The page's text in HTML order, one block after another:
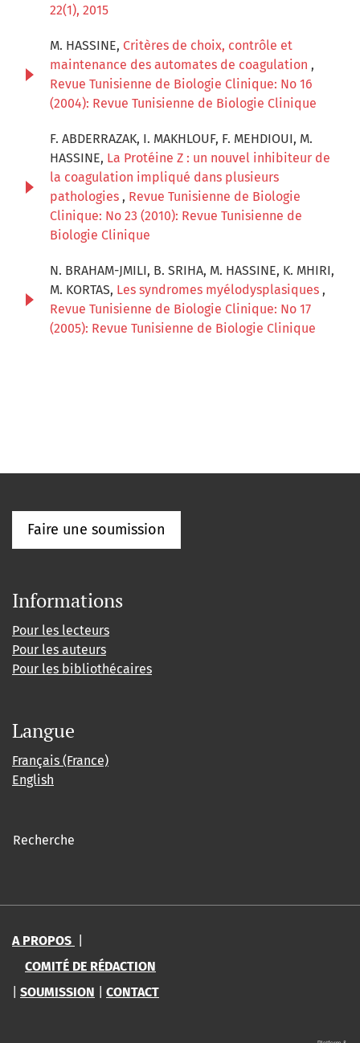
22(1), 2015
M. HASSINE, Critères de choix, contrôle et
maintenance des automates de coagulation ,
Revue Tunisienne de Biologie Clinique: No 16
(2004): Revue Tunisienne de Biologie Clinique
F. ABDERRAZAK, I. MAKHLOUF, F. MEHDIOUI, M.
HASSINE, La Protéine Z : un nouvel inhibiteur de
la coagulation impliqué dans plusieurs
pathologies , Revue Tunisienne de Biologie
Clinique: No 23 (2010): Revue Tunisienne de
Biologie Clinique
N. BRAHAM-JMILI, B. SRIHA, M. HASSINE, K. MHIRI,
M. KORTAS, Les syndromes myélodysplasiques ,
Revue Tunisienne de Biologie Clinique: No 17
(2005): Revue Tunisienne de Biologie Clinique
Faire une soumission
Informations
Pour les lecteurs
Pour les auteurs
Pour les bibliothécaires
Langue
Français (France)
English
Recherche
A PROPOS
COMITÉ DE RÉDACTION
SOUMISSION CONTACT